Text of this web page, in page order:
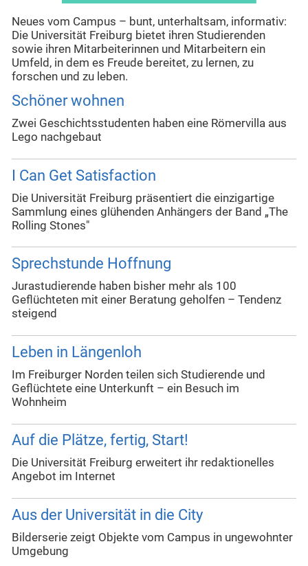
Neues vom Campus – bunt, unterhaltsam, informativ:
Die Universität Freiburg bietet ihren Studierenden
sowie ihren Mitarbeiterinnen und Mitarbeitern ein
Umfeld, in dem es Freude bereitet, zu lernen, zu
forschen und zu leben.
Schöner wohnen
Zwei Geschichtsstudenten haben eine Römervilla aus
Lego nachgebaut
I Can Get Satisfaction
Die Universität Freiburg präsentiert die einzigartige
Sammlung eines glühenden Anhängers der Band „The
Rolling Stones"
Sprechstunde Hoffnung
Jurastudierende haben bisher mehr als 100
Geflüchteten mit einer Beratung geholfen – Tendenz
steigend
Leben in Längenloh
Im Freiburger Norden teilen sich Studierende und
Geflüchtete eine Unterkunft – ein Besuch im
Wohnheim
Auf die Plätze, fertig, Start!
Die Universität Freiburg erweitert ihr redaktionelles
Angebot im Internet
Aus der Universität in die City
Bilderserie zeigt Objekte vom Campus in ungewohnter
Umgebung